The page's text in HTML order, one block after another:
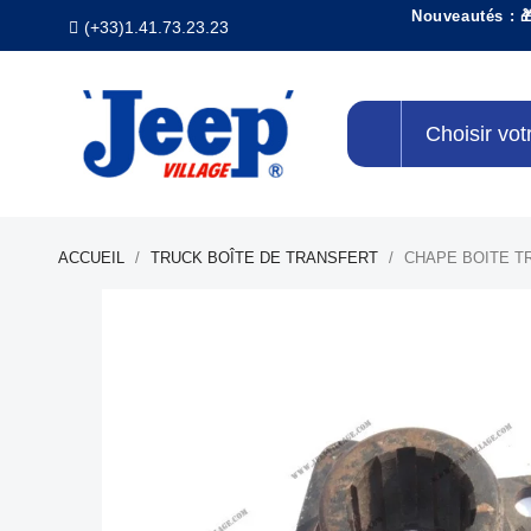
(+33)1.41.73.23.23
Nouveautés :
Choisir
ACCUEIL TRUCK BOÎTE DE TRANSFERT CHAPE BOITE